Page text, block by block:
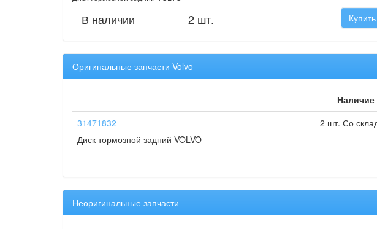
В наличии 2 шт. Купить
Оригинальные запчасти Volvo
Наличие
31471832
Диск тормозной задний VOLVO
2 шт. Со
Неоригинальные запчасти